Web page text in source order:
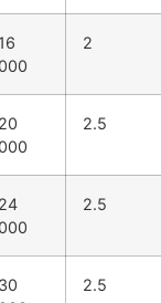
16
2
20
2.5
24
2.5
30
2.5